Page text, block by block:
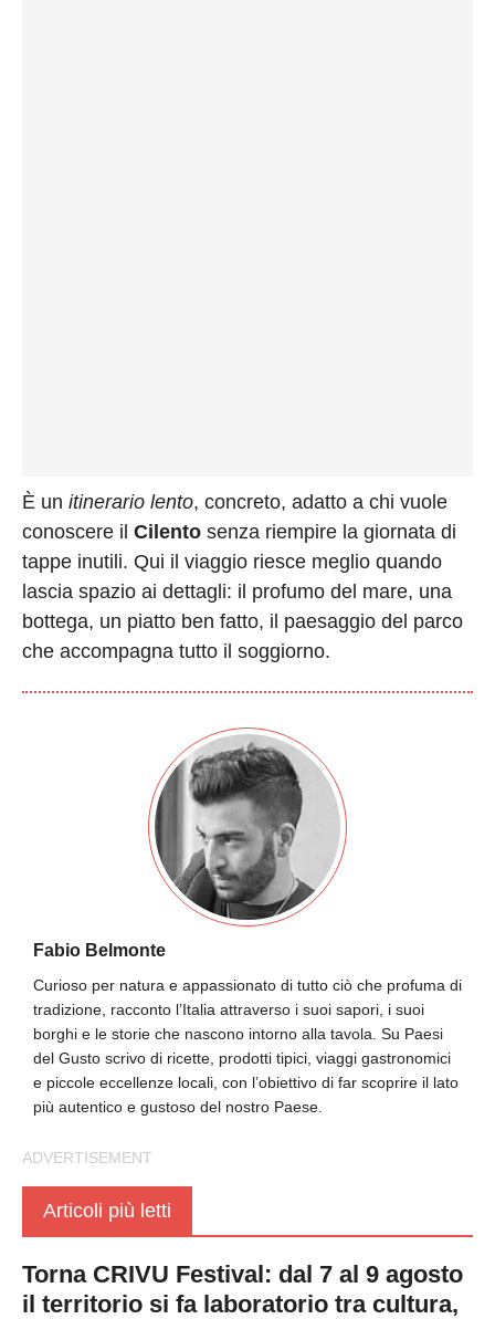
È un itinerario lento, concreto, adatto a chi vuole
conoscere il Cilento senza riempire la giornata di
tappe inutili. Qui il viaggio riesce meglio quando
lascia spazio ai dettagli: il profumo del mare, una
bottega, un piatto ben fatto, il paesaggio del parco
che accompagna tutto il soggiorno.
Fabio Belmonte
Curioso per natura e appassionato di tutto ciò che profuma di
tradizione, racconto l’Italia attraverso i suoi sapori, i suoi
borghi e le storie che nascono intorno alla tavola. Su Paesi
del Gusto scrivo di ricette, prodotti tipici, viaggi gastronomici
e piccole eccellenze locali, con l’obiettivo di far scoprire il lato
più autentico e gustoso del nostro Paese.
Articoli più letti
Torna CRIVU Festival: dal 7 al 9 agosto
il territorio si fa laboratorio tra cultura,